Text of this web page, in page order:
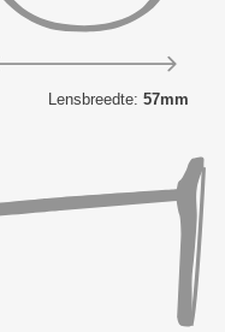
Lensbreedte: 57mm